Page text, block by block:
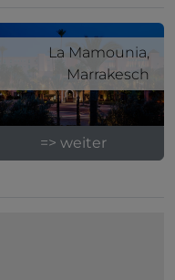
La Mamounia,
Marrakesch
=> weiter